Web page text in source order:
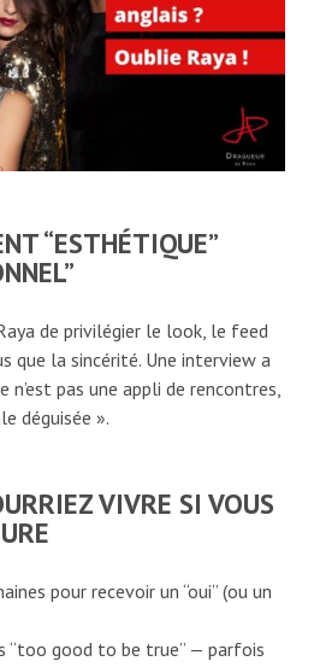
“ESTHÉTIQUE”
de privilégier le look, le feed
que la sincérité. Une interview a
n’est pas une appli de rencontres,
déguisée ».
VIVRE SI VOUS
pour recevoir un “oui” (ou un
“too good to be true” — parfois